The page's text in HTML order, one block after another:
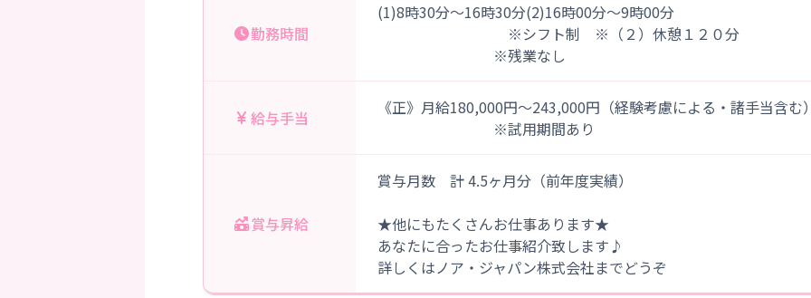
勤務時間
(1)8時30分～16時30分(2)16時00分～9時00分
※シフト制 ※（２）休憩１２０分
※残業なし
給与手当
《正》月給180,000円～243,000円（経験考慮による・諸手当含む
※試用期間あり
賞与昇給
賞与月数 計 4.5ヶ月分（前年度実績）
★他にもたくさんお仕事あります★
あなたに合ったお仕事紹介致します♪
詳しくはノア・ジャパン株式会社までどうぞ